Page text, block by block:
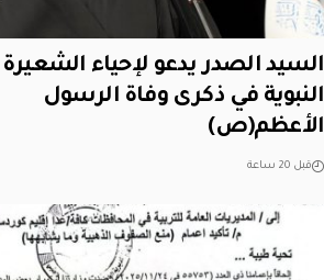
السيد الصدر يدعو لإحياء الشعيرة
النبوية في ذكرى وفاة الرسول
الأعظم(ص)
قبل 20 ساعة